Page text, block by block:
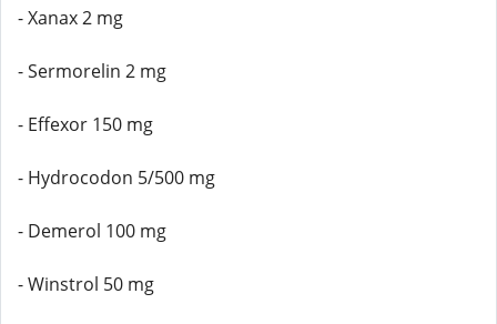
- Xanax 2 mg
- Sermorelin 2 mg
- Effexor 150 mg
- Hydrocodon 5/500 mg
- Demerol 100 mg
- Winstrol 50 mg